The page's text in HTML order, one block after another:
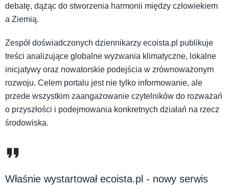
debatę, dążąc do stworzenia harmonii między człowiekiem
a Ziemią.
Zespół doświadczonych dziennikarzy ecoista.pl publikuje
treści analizujące globalne wyzwania klimatyczne, lokalne
inicjatywy oraz nowatorskie podejścia w zrównoważonym
rozwoju. Celem portalu jest nie tylko informowanie, ale
przede wszystkim zaangażowanie czytelników do rozważań
o przyszłości i podejmowania konkretnych działań na rzecz
środowiska.
Właśnie wystartował ecoista.pl - nowy serwis